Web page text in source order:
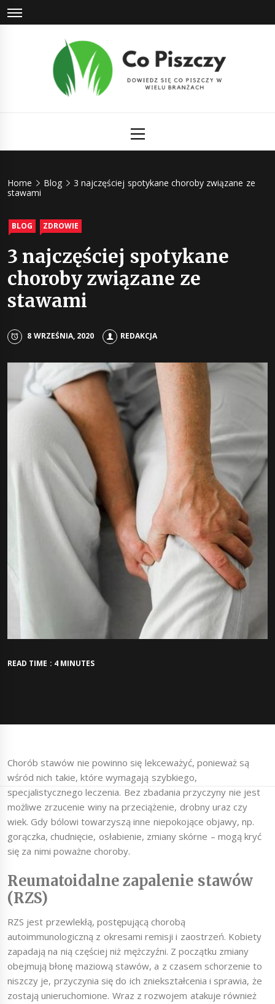
Skip
to
Menu
Home Blog
3 najczęściej spotykane choroby związane ze
stawami
BLOG ZDROWIE
3 najczęściej spotykane
choroby związane ze
stawami
8 WRZEŚNIA, 2020 REDAKCJA
READ TIME : 4 MINUTES
Chorób stawów nie powinno się lekceważyć, ponieważ są
wśród nich takie, które wymagają szybkiego,
specjalistycznego leczenia. Bez zbadania przyczyny nie jest
możliwe zrzucenie winy na przeciążenie, drobny uraz czy
wiek. Gdy bólowi towarzyszą inne niepokojące objawy, np.
gorączka, chudnięcie, osłabienie, zmiany skórne – mogą kryć
się za nimi poważne choroby.
Reumatoidalne zapalenie stawów
(RZS)
RZS jest przewlekłą, postępującą chorobą
autoimmunologiczną z okresami remisji i zaostrzeń. Kobiety
zapadają na nią częściej niż mężczyźni. Z początku zmiany
obejmują błonę maziową stawów, a z czasem schorzenie to
niszczy je, przyczynia się do ich zniekształcenia i sprawia, że
zostają unieruchomione. Wraz z rozwojem atakuje również